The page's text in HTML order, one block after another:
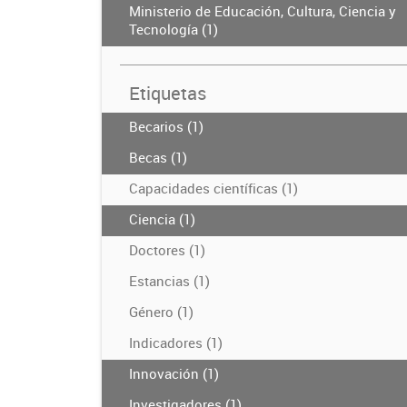
Ministerio de Educación, Cultura, Ciencia y
Tecnología (1)
Etiquetas
Becarios (1)
Becas (1)
Capacidades científicas (1)
Ciencia (1)
Doctores (1)
Estancias (1)
Género (1)
Indicadores (1)
Innovación (1)